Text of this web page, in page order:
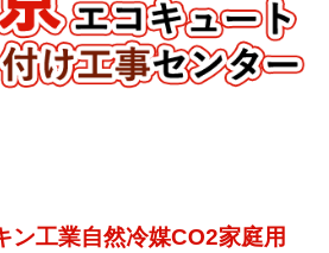
ン工業自然冷媒CO2家庭用